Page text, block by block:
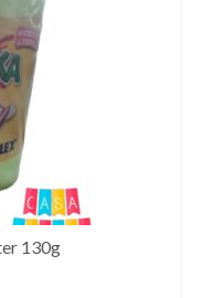
130g